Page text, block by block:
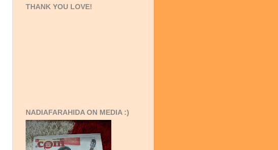
THANK YOU LOVE!
NADIAFARAHIDA ON MEDIA :)